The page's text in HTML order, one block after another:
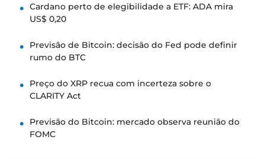
Cardano perto de elegibilidade a ETF: ADA mira
US$ 0,20
Previsão de Bitcoin: decisão do Fed pode definir
rumo do BTC
Preço do XRP recua com incerteza sobre o
CLARITY Act
Previsão do Bitcoin: mercado observa reunião do
FOMC